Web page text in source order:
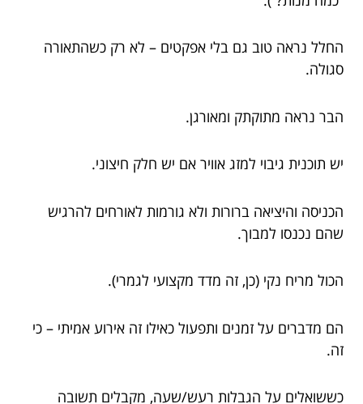
החלל נראה טוב גם בלי אפקטים – לא רק כשהתאורה
סגולה.
הבר נראה מתוקתק ומאורגן.
יש תוכנית גיבוי למזג אוויר אם יש חלק חיצוני.
הכניסה והיציאה ברורות ולא גורמות לאורחים להרגיש
שהם נכנסו למבוך.
הכול מריח נקי (כן, זה מדד מקצועי לגמרי).
הם מדברים על זמנים ותפעול כאילו זה אירוע אמיתי – כי
זה.
כששואלים על הגבלות רעש/שעה, מקבלים תשובה